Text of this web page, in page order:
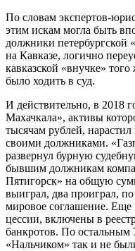
По словам экспертов-
этим искам могла быть
должники петербургской
на Кавказе, логично
кавказской «внучке»
было ходить в суд.
И действительно, в 2018
Махачкала», активы
тысячам рублей, нарастил
своими должниками.
развернул бурную
бывшим должникам
Пятигорск» на общую
выиграл, два проиграл,
мировое соглашение. Еще
цессии, включены в
банкротов. По остальным
«Нальчиком» так и не